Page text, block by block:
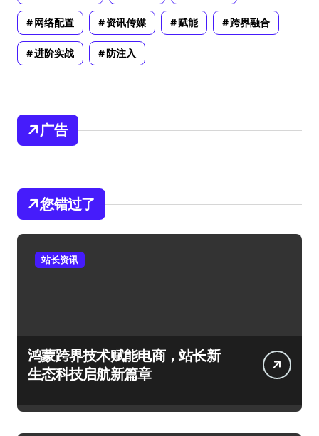
网络配置 资讯传媒 赋能 跨界融合
进阶实战 防注入
广告
您错过了
站长资讯
鸿蒙跨界技术赋能电商，站长新
生态科技启航新篇章